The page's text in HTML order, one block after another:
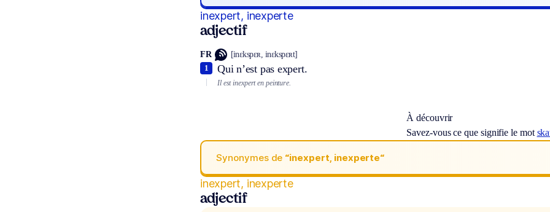
inexpert, inexperte
adjectif
FR [inɛkspɛʀ, inɛkspɛʀt]
Qui n’est pas expert.
1
Il est inexpert en peinture.
À découvrir
Savez-vous ce que signifie le mot
Synonymes de “inexpert, inexperte“
inexpert, inexperte
adjectif